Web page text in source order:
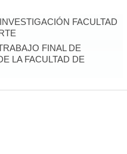
FACULTAD
FINAL DE
LA FACULTAD DE